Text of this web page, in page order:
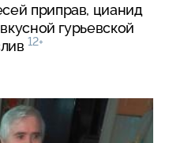
приправ, цианид
гурьевской
12+